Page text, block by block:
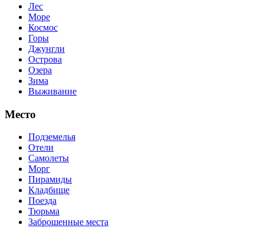
Лес
Море
Космос
Горы
Джунгли
Острова
Озера
Зима
Выживание
Место
Подземелья
Отели
Самолеты
Морг
Пирамиды
Кладбище
Поезда
Тюрьма
Заброшенные места